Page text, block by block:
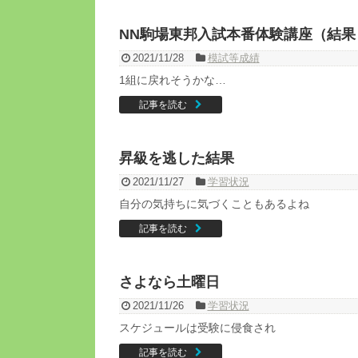
NN駒場東邦入試本番体験講座（結
2021/11/28 模試等成績
1組に戻れそうかな…
記事を読む
昇級を逃した結果
2021/11/27 学習状況
自分の気持ちに気づくこともあるよね
記事を読む
さよなら土曜日
2021/11/26 学習状況
スケジュールは受験に侵食され
記事を読む